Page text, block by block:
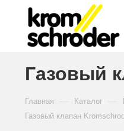
Газовый
Главная Каталог
Газовый клапан